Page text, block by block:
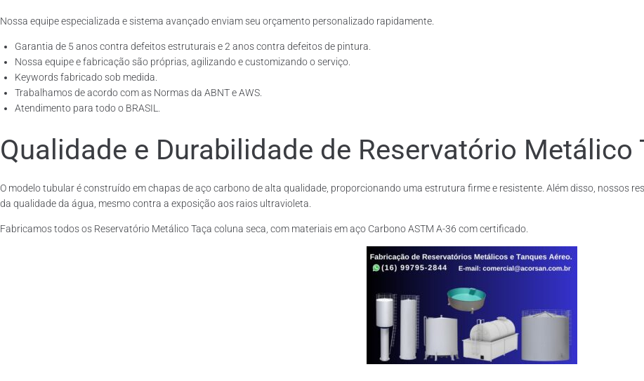
Nossa equipe especializada e sistema avançado enviam seu orçamento personalizado rapidamente.
Garantia de 5 anos contra defeitos estruturais e 2 anos contra defeitos de pintura.
Nossa equipe e fabricação são próprias, agilizando e customizando o serviço.
Keywords fabricado sob medida.
Trabalhamos de acordo com as Normas da ABNT e AWS.
Atendimento para todo o BRASIL.
Qualidade e Durabilidade de Reservatório Metálico
O modelo tubular é construído em chapas de aço carbono de alta qualidade, proporcionando uma estrutura firme e resistente. Além disso, nossos
da qualidade da água, mesmo contra a exposição aos raios ultravioleta.
Fabricamos todos os Reservatório Metálico Taça coluna seca, com materiais em aço Carbono ASTM A-36 com certificado.